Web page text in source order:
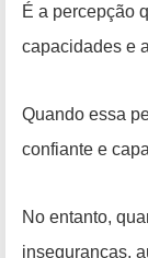
É a percepção
capacidades e
Quando essa
confiante e
No entanto,
inseguranças,